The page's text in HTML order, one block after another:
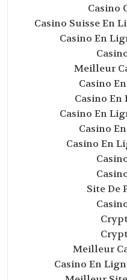
Casino
Casino Suisse En
Casino En
Meilleur
Casino
Casino En
Casino En
Casino
Casino En
Site De
Meilleur
Casino En